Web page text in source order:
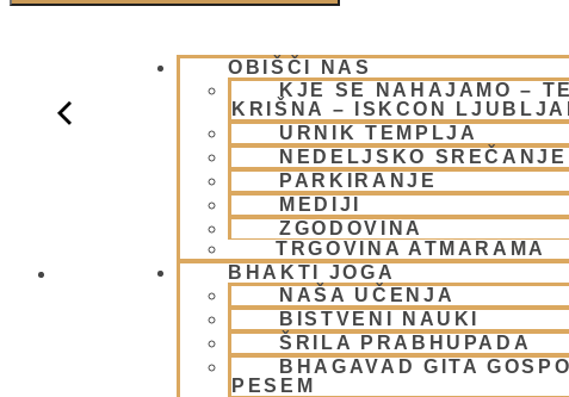
OBIŠČI NAS
KJE SE NAHAJAMO –
KRIŠNA – ISKCON
URNIK TEMPLJA
NEDELJSKO SREČANJE
PARKIRANJE
MEDIJI
ZGODOVINA
TRGOVINA ATMARAMA
BHAKTI JOGA
NAŠA UČENJA
BISTVENI NAUKI
ŠRILA PRABHUPADA
BHAGAVAD GITA
PESEM
NEDELJSKO